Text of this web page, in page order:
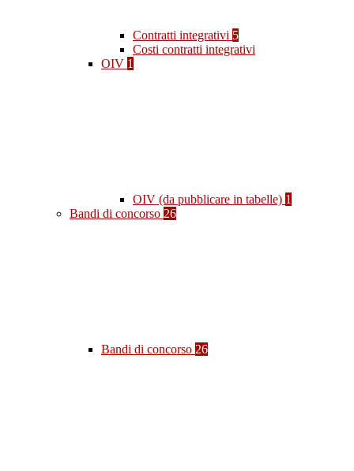
Contratti integrativi 5
Costi contratti integrativi
OIV 1
OIV (da pubblicare in tabelle) 1
Bandi di concorso 26
Bandi di concorso 26